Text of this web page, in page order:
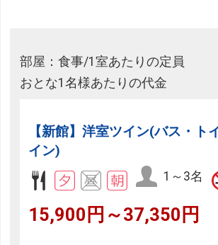
部屋：食事/1室あたりの定員
おとな1名様あたりの代金
【新館】洋室ツイン(バス・ト
イン)
1～3名
15,900円～37,350円